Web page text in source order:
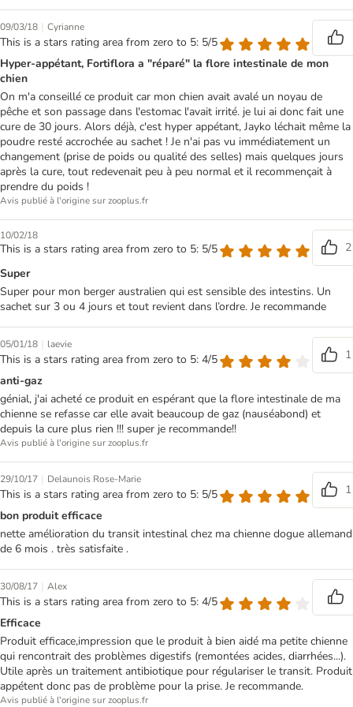
09/03/18 | Cyrianne
This is a stars rating area from zero to 5: 5/5
Hyper-appétant, Fortiflora a "réparé" la flore intestinale de mon
chien
On m'a conseillé ce produit car mon chien avait avalé un noyau de
pêche et son passage dans l'estomac l'avait irrité. je lui ai donc fait une
cure de 30 jours. Alors déjà, c'est hyper appétant, Jayko léchait même la
poudre resté accrochée au sachet ! Je n'ai pas vu immédiatement un
changement (prise de poids ou qualité des selles) mais quelques jours
après la cure, tout redevenait peu à peu normal et il recommençait à
prendre du poids !
Avis publié à l'origine sur zooplus.fr
10/02/18
This is a stars rating area from zero to 5: 5/5
2
Super
Super pour mon berger australien qui est sensible des intestins. Un
sachet sur 3 ou 4 jours et tout revient dans l’ordre. Je recommande
05/01/18 | laevie
This is a stars rating area from zero to 5: 4/5
1
anti-gaz
génial, j'ai acheté ce produit en espérant que la flore intestinale de ma
chienne se refasse car elle avait beaucoup de gaz (nauséabond) et
depuis la cure plus rien !!! super je recommande!!
Avis publié à l'origine sur zooplus.fr
29/10/17 | Delaunois Rose-Marie
This is a stars rating area from zero to 5: 5/5
1
bon produit efficace
nette amélioration du transit intestinal chez ma chienne dogue allemand
de 6 mois . très satisfaite .
30/08/17 | Alex
This is a stars rating area from zero to 5: 4/5
Efficace
Produit efficace,impression que le produit à bien aidé ma petite chienne
qui rencontrait des problèmes digestifs (remontées acides, diarrhées...).
Utile après un traitement antibiotique pour régulariser le transit. Produit
appétent donc pas de problème pour la prise. Je recommande.
Avis publié à l'origine sur zooplus.fr